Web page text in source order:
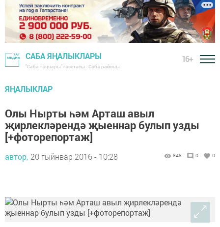
САБА ЯҢАЛЫКЛАРЫ
"Саба таңнары" газетасы - Саба районы
16+
ЯҢАЛЫКЛАР
Олы Нырты һәм Арташ авыл
җирлекләрендә җыеннар булып узды
[+фоторепортаж]
автор, 20 гыйнвар 2016 - 10:28 848 0 0